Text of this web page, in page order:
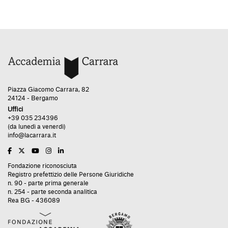
Piazza Giacomo Carrara, 82
24124 - Bergamo
Uffici
+39 035 234396
(da lunedì a venerdì)
info@lacarrara.it
Fondazione riconosciuta
Registro prefettizio delle Persone Giuridiche
n. 90 - parte prima generale
n. 254 - parte seconda analitica
Rea BG - 436089